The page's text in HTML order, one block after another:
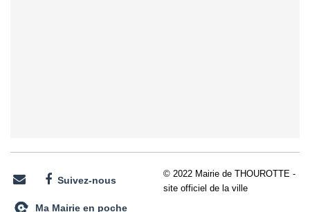
Suivez-nous
Ma Mairie en poche
© 2022 Mairie de THOUROTTE -
site officiel de la ville